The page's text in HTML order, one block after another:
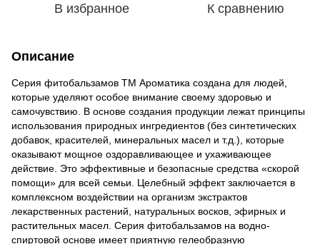
В избранное К сравнению
Описание
Серия фитобальзамов ТМ Ароматика создана для людей,
которые уделяют особое внимание своему здоровью и
самочувствию. В основе создания продукции лежат принципы
использования природных ингредиентов (без синтетических
добавок, красителей, минеральных масел и т.д.), которые
оказывают мощное оздоравливающее и ухаживающее
действие. Это эффективные и безопасные средства «скорой
помощи» для всей семьи. Целебный эффект заключается в
комплексном воздействии на организм экстрактов
лекарственных растений, натуральных восков, эфирных и
растительных масел. Серия фитобальзамов на водно-
спиртовой основе имеет приятную гелеобразную